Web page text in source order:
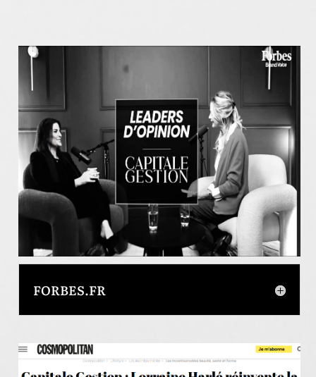
FORBES.FR